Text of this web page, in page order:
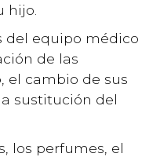
hijo.
del equipo médico
de las
el cambio de sus
sustitución del
los perfumes, el